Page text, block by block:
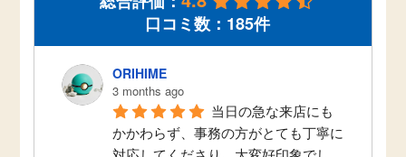
口コミ数：185件
ORIHIME
3 months ago
当日の急な来店にも
かかわらず、事務の方がとても丁寧に